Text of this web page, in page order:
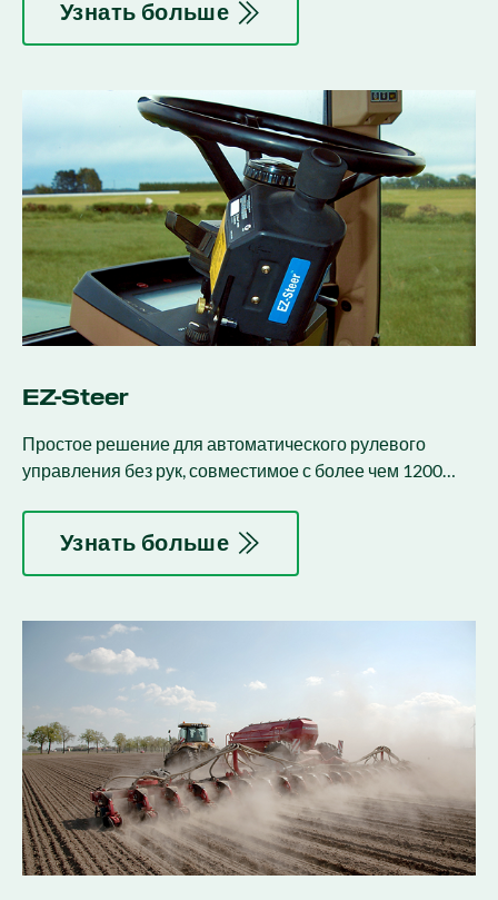
Узнать больше
EZ-Steer
Простое решение для автоматического рулевого
управления без рук, совместимое с более чем 1200
Узнать больше